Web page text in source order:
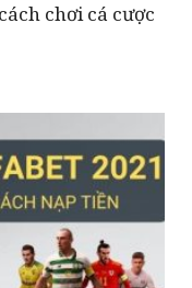
chơi cá cược